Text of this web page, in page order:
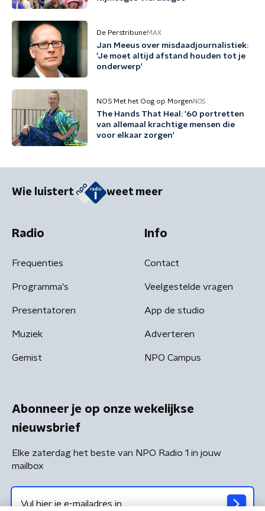
De PerstribuneMAX
Jan Meeus over misdaadjournalistiek:
'Je moet altijd afstand houden tot je
onderwerp'
NOS Met het Oog op Morgen NOS
The Hands That Heal: '60 portretten
van allemaal krachtige mensen die
voor elkaar zorgen'
Wie luistert weet meer
Radio
Frequenties
Programma's
Presentatoren
Muziek
Gemist
Info
Contact
Veelgestelde vragen
App de studio
Adverteren
NPO Campus
Abonneer je op onze wekelijkse
nieuwsbrief
Elke zaterdag het beste van NPO Radio 1 in jouw
mailbox